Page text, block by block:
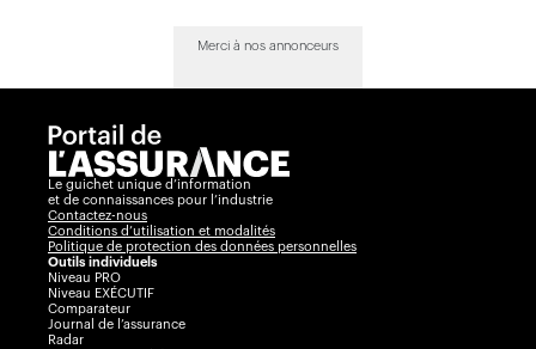
Merci à nos annonceurs
Le guichet unique d’information
et de connaissances pour l’industrie
Contactez-nous
Conditions d’utilisation et modalités
Politique de protection des données personnelles
Outils individuels
Niveau PRO
Niveau EXÉCUTIF
Comparateur
Journal de l’assurance
Radar